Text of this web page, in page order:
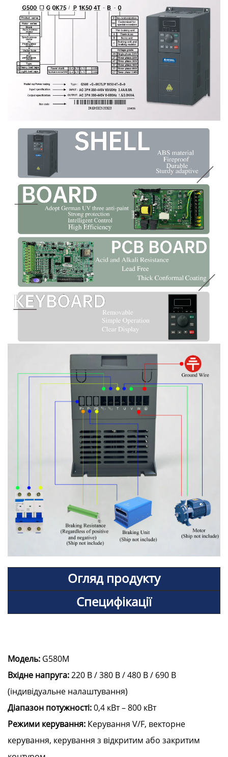
Огляд продукту
Специфікації
Модель: G580M
Вхідне напруга:220 В / 380 В / 480 В / 690 В
(індивідуальне налаштування)
Діапазон потужності:0,4 кВт – 800 кВт
Режими керування: Керування V/F, векторне
керування, керування з відкритим або закритим